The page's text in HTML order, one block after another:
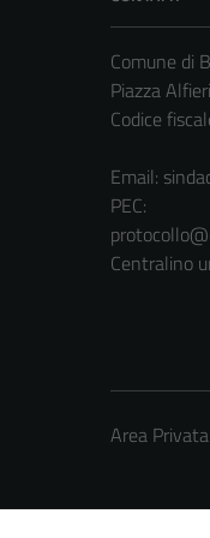
Comune di
Piazza
Codice
Email:
PEC:
Centralino
Area Privata